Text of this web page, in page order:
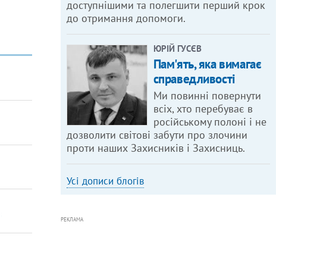
доступнішими та полегшити перший крок
до отримання допомоги.
ЮРІЙ ГУСЄВ
Пам'ять, яка вимагає
справедливості
Ми повинні повернути
всіх, хто перебуває в
російському полоні і не
дозволити світові забути про злочини
проти наших Захисників і Захисниць.
Усі дописи блогів
РЕКЛАМА